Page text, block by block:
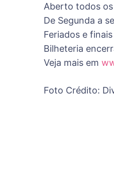
Aberto todos
De Segunda a
Feriados e
Bilheteria
Veja mais em
Foto Crédito: